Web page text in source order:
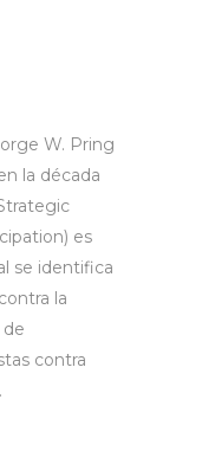
W. Pring
la década
es
se identifica
la
contra